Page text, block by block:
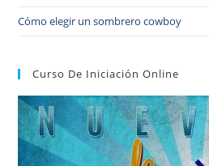
Cómo elegir un sombrero cowboy
Curso De Iniciación Online